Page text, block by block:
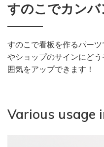
すのこでカンバ
すのこで看板を作るパー
やショップのサインにど
囲気をアップできます！
Various usage